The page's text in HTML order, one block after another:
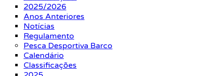
2025/2026
Anos Anteriores
Notícias
Regulamento
Pesca Desportiva Barco
Calendário
Classificações